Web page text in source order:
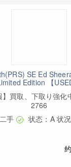
SE Ed
Edition 【
】買取、下取り強
2766
手
状态：A 状